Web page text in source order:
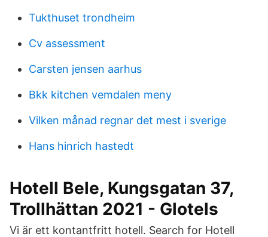
Tukthuset trondheim
Cv assessment
Carsten jensen aarhus
Bkk kitchen vemdalen meny
Vilken månad regnar det mest i sverige
Hans hinrich hastedt
Hotell Bele, Kungsgatan 37,
Trollhättan 2021 - Glotels
Vi är ett kontantfritt hotell. Search for Hotell